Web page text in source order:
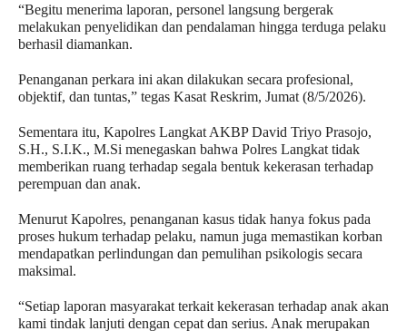
“Begitu menerima laporan, personel langsung bergerak
melakukan penyelidikan dan pendalaman hingga terduga pelaku
berhasil diamankan.
Penanganan perkara ini akan dilakukan secara profesional,
objektif, dan tuntas,” tegas Kasat Reskrim, Jumat (8/5/2026).
Sementara itu, Kapolres Langkat AKBP David Triyo Prasojo,
S.H., S.I.K., M.Si menegaskan bahwa Polres Langkat tidak
memberikan ruang terhadap segala bentuk kekerasan terhadap
perempuan dan anak.
Menurut Kapolres, penanganan kasus tidak hanya fokus pada
proses hukum terhadap pelaku, namun juga memastikan korban
mendapatkan perlindungan dan pemulihan psikologis secara
maksimal.
“Setiap laporan masyarakat terkait kekerasan terhadap anak akan
kami tindak lanjuti dengan cepat dan serius. Anak merupakan